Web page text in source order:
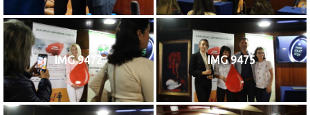
IMG 9472 IMG 9475